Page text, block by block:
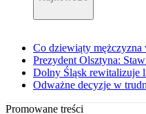
Co dziewiąty mężczyzna
Prezydent Olsztyna:
Dolny Śląsk rewitalizuje
Odważne decyzje w
Promowane treści